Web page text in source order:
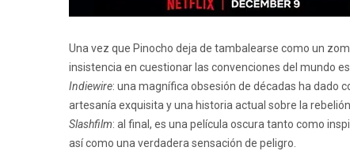
Una vez que Pinocho deja de tambalearse como un
insistencia en cuestionar las convenciones del mundo
Indiewire: una magnífica obsesión de décadas ha dado
artesanía exquisita y una historia actual sobre la rebelión.
Slashfilm: al final, es una película oscura tanto como
así como una verdadera sensación de peligro.